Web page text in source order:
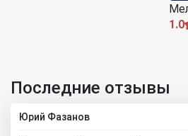
1.0
Последние отзывы
Юрий Фазанов